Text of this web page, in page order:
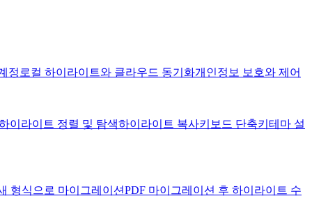
정 로컬 하이라이트와 클라우드 동기화개인정보 보호와 제어
이라이트 정렬 및 탐색하이라이트 복사키보드 단축키 테마 설
형식으로 마이그레이션PDF 마이그레이션 후 하이라이트 수